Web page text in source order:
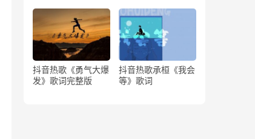
抖音热歌《勇气大爆
发》歌词完整版
抖音热歌承桓《我会
等》歌词